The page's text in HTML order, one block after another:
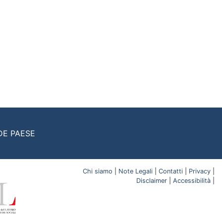
PAESE
Chi siamo Note Legali Contatti Privacy
Disclaimer
Accessibilità